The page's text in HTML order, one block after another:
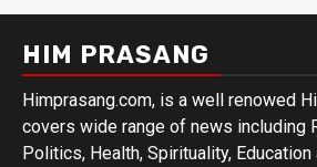
HIM PRASANG
Himprasang.com, is a well renowed
covers wide range of news including
Politics, Health, Spirituality, Education